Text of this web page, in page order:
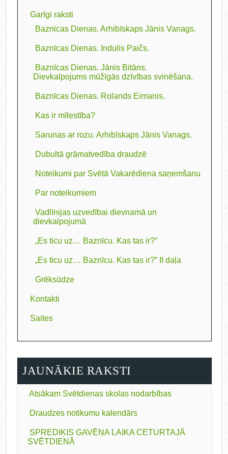
Garīgi raksti
Baznicas Dienas. Arhibīskaps Jānis Vanags.
Baznīcas Dienas. Indulis Paičs.
Baznīcas Dienas. Jānis Bitāns.
Dievkalpojums mūžīgās dzīvības svinēšana.
Baznīcas Dienas. Rolands Eimanis.
Kas ir mīlestība?
Sarunas ar rozu. Arhibīskaps Jānis Vanags.
Dubultā grāmatvedība draudzē
Noteikumi par Svētā Vakarēdiena saņemšanu
Par noteikumiem
Vadlīnijas uzvedībai dievnamā un
dievkalpojumā
„Es ticu uz… Baznīcu. Kas tas ir?”
„Es ticu uz… Baznīcu. Kas tas ir?” II daļa
Grēksūdze
Kontakti
Saites
JAUNĀKIE RAKSTI
Atsākam Svētdienas skolas nodarbības
Draudzes notikumu kalendārs
SPREDIĶIS GAVĒŅA LAIKA CETURTAJĀ
SVĒTDIENĀ